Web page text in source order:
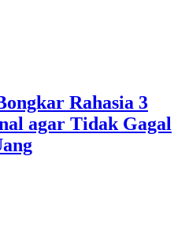
Rahasia 3
agar Tidak Gagal